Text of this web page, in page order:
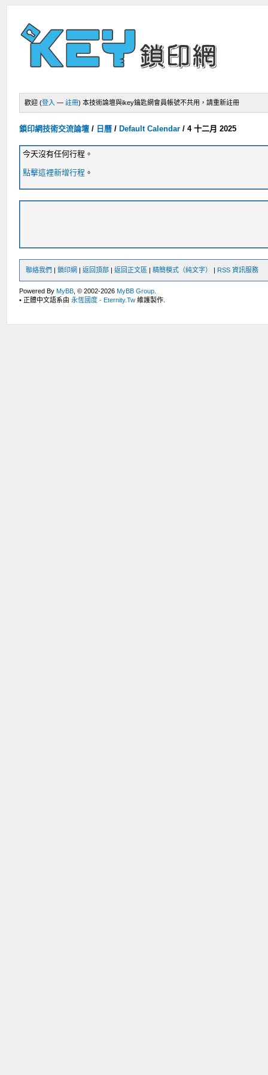
歡迎 (登入 —註冊) 本技術論壇與ikey鑰匙網會員帳號不共用，請重新註冊
鎖印網技術交流論壇 / 日曆 / Default Calendar /4 十二月 2025
今天沒有任何行程。
點擊這裡新增行程 。
聯絡我們 |鎖印網 |返回頂部 |返回正文區 |精簡模式（純文字） | RSS 資訊服務
Powered ByMyBB , © 2002-2026MyBB Group
• 正體中文語系由永恆國度 - Eternity.Tw 維護製作.